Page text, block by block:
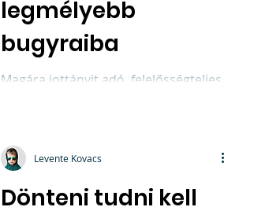
legmélyebb
bugyraiba
Magára jottányit adó, felelősségteljes
Dönteni tudni kell
Levente Kovacs